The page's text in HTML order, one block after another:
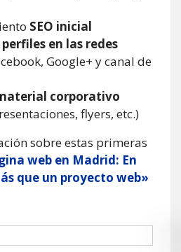
SEO inicial
perfiles en las redes
Google+ y canal de
corporativo
flyers, etc.)
sobre estas primeras
web en Madrid: En
que un proyecto web»